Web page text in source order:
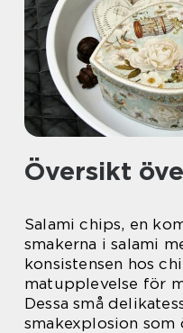
Översikt
Salami chips, en
smakerna i salami
konsistensen hos
matupplevelse för
Dessa små
smakexplosion